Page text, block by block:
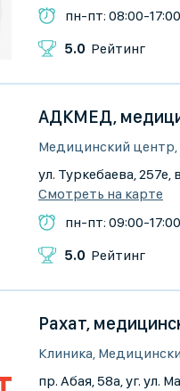
пн-пт: 08:00-17:00
5.0 Рейтинг
АДКМЕД,
Медицинский
ул. Туркебаева,
Смотреть на карте
пн-пт: 09:00-
5.0 Рейтинг
Рахат,
Клиника,
пр. Абая, 58а, уг. ул.